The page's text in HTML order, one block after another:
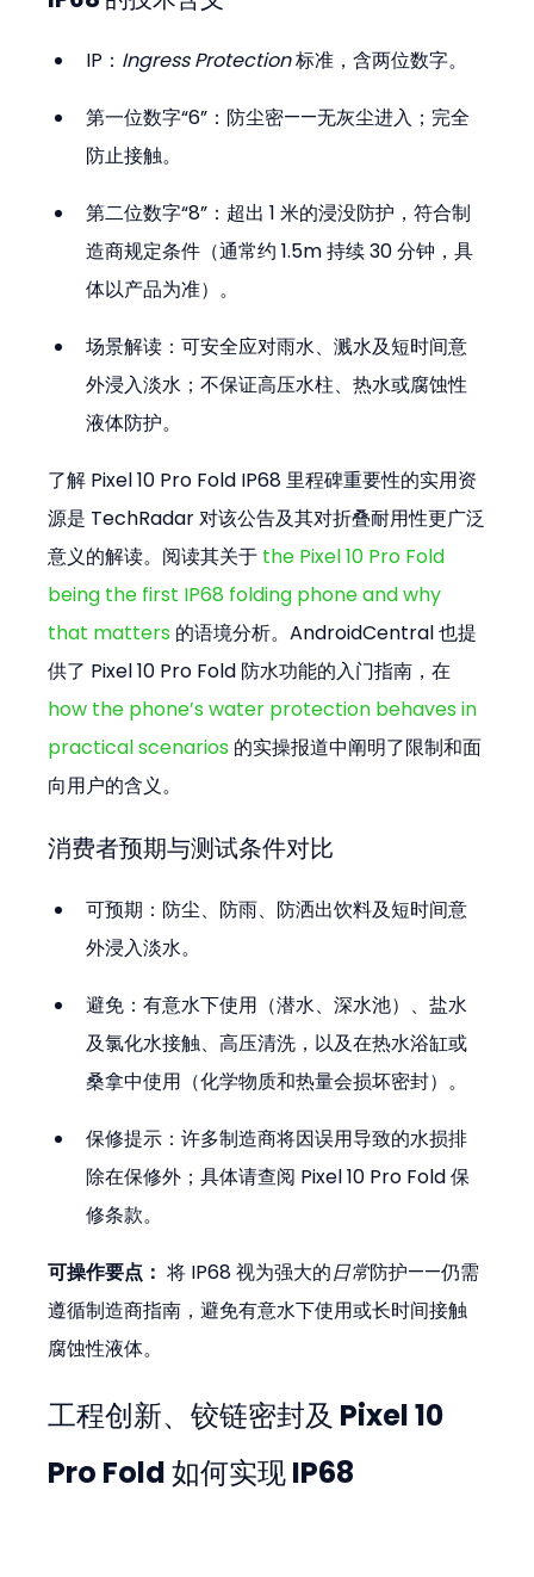
IP： Ingress Protection 标准，含两位数字。
第一位数字“6”：防尘密——无灰尘进入；完全
防止接触。
第二位数字“8”：超出 1 米的浸没防护，符合制
造商规定条件（通常约 1.5m 持续 30 分钟，具
体以产品为准）。
场景解读：可安全应对雨水、溅水及短时间意
外浸入淡水；不保证高压水柱、热水或腐蚀性
液体防护。
了解 Pixel 10 Pro Fold IP68 里程碑重要性的实用资
源是 TechRadar 对该公告及其对折叠耐用性更广泛
意义的解读。阅读其关于 the Pixel 10 Pro Fold
being the first IP68 folding phone and why
that matters 的语境分析。AndroidCentral 也提
供了 Pixel 10 Pro Fold 防水功能的入门指南，在
how the phone’s water protection behaves in
practical scenarios 的实操报道中阐明了限制和面
向用户的含义。
消费者预期与测试条件对比
可预期：防尘、防雨、防洒出饮料及短时间意
外浸入淡水。
避免：有意水下使用（潜水、深水池）、盐水
及氯化水接触、高压清洗，以及在热水浴缸或
桑拿中使用（化学物质和热量会损坏密封）。
保修提示：许多制造商将因误用导致的水损排
除在保修外；具体请查阅 Pixel 10 Pro Fold 保
修条款。
可操作要点： 将 IP68 视为强大的日常防护——仍需
遵循制造商指南，避免有意水下使用或长时间接触
腐蚀性液体。
工程创新、铰链密封及 Pixel 10
Pro Fold 如何实现 IP68